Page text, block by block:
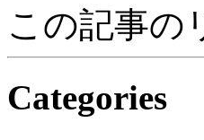
この記事の
Categories